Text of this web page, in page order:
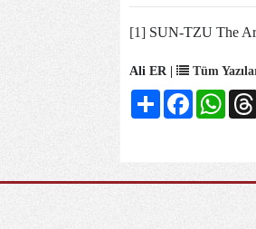
[1] SUN-TZU The
Ali ER | Tüm
Share Facebook